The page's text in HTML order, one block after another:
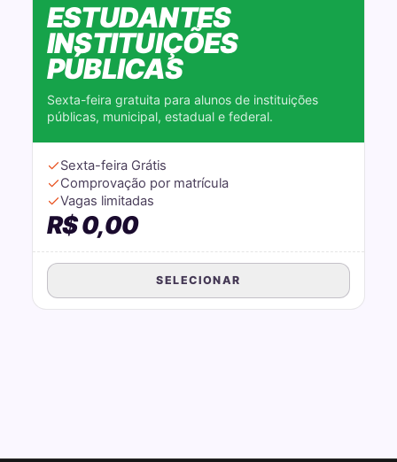
ESTUDANTES
INSTITUIÇÕES
PÚBLICAS
Sexta-feira gratuita para alunos de instituições
públicas, municipal, estadual e federal.
Sexta-feira Grátis
Comprovação por matrícula
Vagas limitadas
R$ 0,00
SELECIONAR